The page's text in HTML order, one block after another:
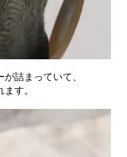
詰まっていて、
す。